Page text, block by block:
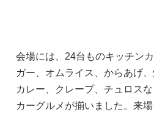
会場には、24台ものキッチン
ガー、オムライス、からあげ
カレー、クレープ、チュロス
カーグルメが揃いました。来